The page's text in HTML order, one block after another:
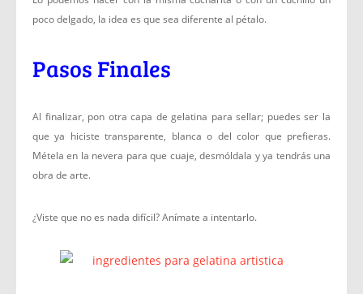
poco delgado, la idea es que sea diferente al pétalo.
Pasos Finales
Al finalizar, pon otra capa de gelatina para sellar; puedes ser la
que ya hiciste transparente, blanca o del color que prefieras.
Métela en la nevera para que cuaje, desmóldala y ya tendrás una
obra de arte.
¿Viste que no es nada difícil? Anímate a intentarlo.